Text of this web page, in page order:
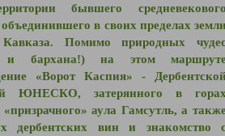
бывшего
объединившего в своих пределах
Кавказа. Помимо природных
и бархана!) на этом
«Ворот Каспия» -
ЮНЕСКО, затерянного в
аула Гамсутль, а
дербентских вин и знакомство